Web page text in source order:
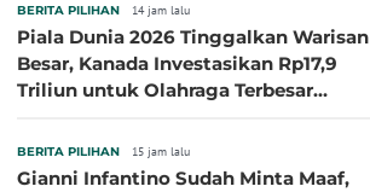
BERITA PILIHAN 14 jam lalu
Piala Dunia 2026 Tinggalkan Warisan
Besar, Kanada Investasikan Rp17,9
Triliun untuk Olahraga Terbesar
BERITA PILIHAN 15 jam lalu
Gianni Infantino Sudah Minta Maaf,